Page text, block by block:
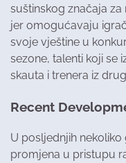
suštinskog značaja
jer omogućavaju
svoje vještine u
sezone, talenti koji se
skauta i trenera iz
Recent
U posljednjih
promjena u pristupu